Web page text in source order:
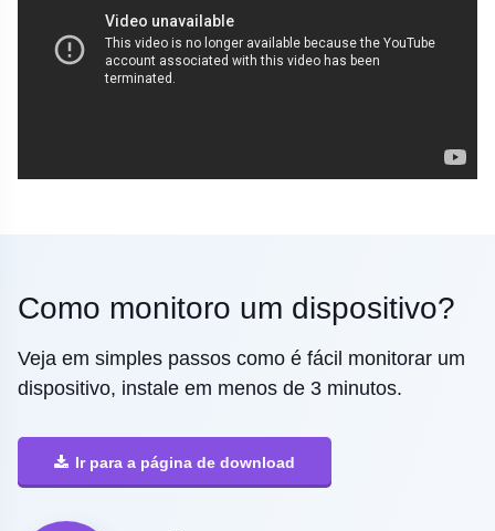
Como monitoro um dispositivo?
Veja em simples passos como é fácil monitorar um
dispositivo, instale em menos de 3 minutos.
Ir para a página de download